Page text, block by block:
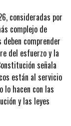
consideradas por
complejo de
comprender
del esfuerzo y la
señala
están al servicio
lo hacen con las
y las leyes